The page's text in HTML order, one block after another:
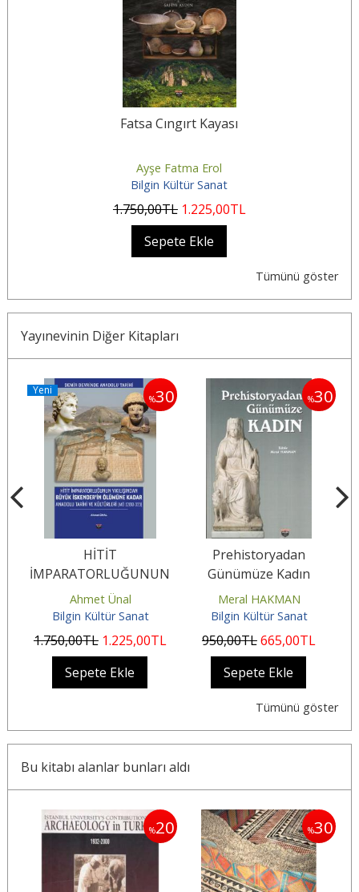
Fatsa Cıngırt Kayası
Ayşe Fatma Erol
Bilgin Kültür Sanat
1.750,00TL 1.225,00TL
Sepete Ekle
Tümünü göster
Yayınevinin Diğer Kitapları
%30
Yeni
HİTİT
İMPARATORLUĞUNUN
YIKILIŞINDAN BÜYÜK
İSKENDER’İN ÖLÜMÜNE
KADAR...
Ahmet Ünal
Bilgin Kültür Sanat
1.750,00TL 1.225,00TL
Sepete Ekle
%30
Prehistoryadan
Günümüze Kadın
Meral HAKMAN
Bilgin Kültür Sanat
950,00TL665,00TL
Sepete Ekle
Tümünü göster
Bu kitabı alanlar bunları aldı
%20 %30